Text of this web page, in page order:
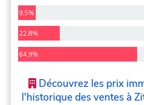
9,5%
22,8%
64,9%
Découvrez les prix
l'historique des ventes à